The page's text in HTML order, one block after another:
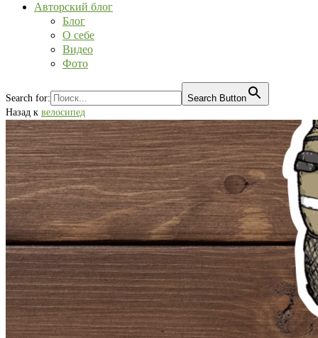
Авторский блог
Блог
О себе
Видео
Фото
Search for:
Search Button
Назад к велосипед